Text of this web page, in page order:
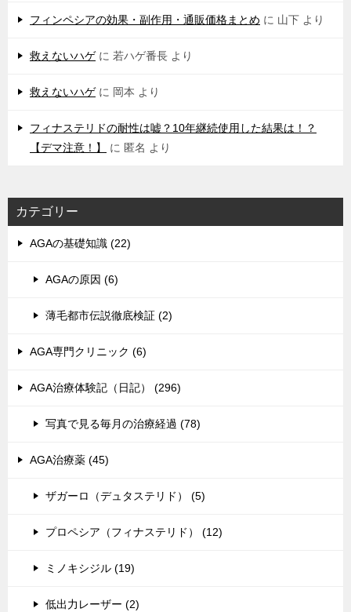
フィンペシアの効果・副作用・通販価格まとめ に 山下 より
救えないハゲに 若ハゲ番長 より
救えないハゲに 岡本 より
フィナステリドの耐性は嘘？10年継続使用した結果は！？
【デマ注意！】
に 匿名 より
カテゴリー
AGAの基礎知識 (22)
AGAの原因 (6)
薄毛都市伝説徹底検証 (2)
AGA専門クリニック (6)
AGA治療体験記（日記） (296)
写真で見る毎月の治療経過 (78)
AGA治療薬 (45)
ザガーロ（デュタステリド） (5)
プロペシア（フィナステリド） (12)
ミノキシジル (19)
低出力レーザー (2)